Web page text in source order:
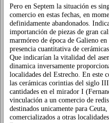
Pero en Septem la situación es
comercio en estas fechas, en
definidamente abandonados.
importanción de piezas de gran
marmóreo de época de Galieno
presencia cuantitativa de
Que indicarían la vitalidad del
dinamica inversamente
localidades del Estrecho. En este
las cerámicas corintias del siglo
cantidades en el mirador I
vinculación a un comercio de
destinados unicamente para
comercializados a otras